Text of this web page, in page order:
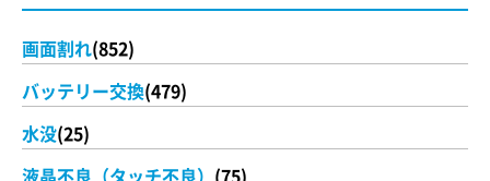
画面割れ(852)
バッテリー交換(479)
水没(25)
液晶不良（タッチ不良） (75)